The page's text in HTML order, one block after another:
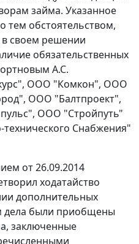
займа. Указанное
тем обстоятельством,
в своем решении
обязательственных
А.С.
ООО "Комкон", ООО
ООО "Балтпроект",
ООО "Стройпуть"
Снабжения"
от 26.09.2014
ходатайство
дополнительных
дела были приобщены
заключенные